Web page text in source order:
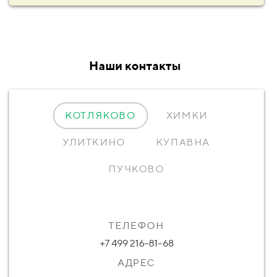
Наши контакты
КОТЛЯКОВО ХИМКИ
УЛИТКИНО КУПАВНА
ПУЧКОВО
ТЕЛЕФОН
+7 499 216-81-68
АДРЕС
ТЕЛЕФОН
+7 499 216-81-68
АДРЕС
ТЕЛЕФОН
+7 499 216-81-68
АДРЕС
ТЕЛЕФОН
+7 499 216-81-68
АДРЕС
ТЕЛЕФОН
+7 499 216-81-68
АДРЕС